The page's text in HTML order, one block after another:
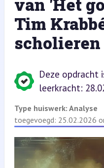
van 'Het
Tim
scholieren
Deze opdracht
leerkracht:
Type huiswerk: Analyse
toegevoegd: 25.02.2026